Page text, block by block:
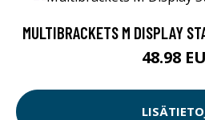
MULTIBRACKETS M DISPLAY
48.98